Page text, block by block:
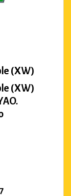
(XW)
(XW)